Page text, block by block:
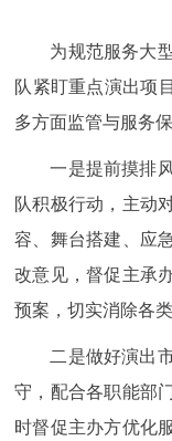
为规范服务大
队紧盯重点演出项
多方面监管与服务
一是提前摸排
队积极行动，主动
容、舞台搭建、应
改意见，督促主承
预案，切实消除各
二是做好演出
守，配合各职能部
时督促主办方优化